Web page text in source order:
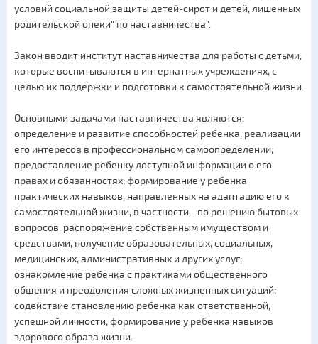
условий социальной защиты детей-сирот и детей, лишенных
родительской опеки" по наставничества".
Закон вводит институт наставничества для работы с детьми,
которые воспитываются в интернатных учреждениях, с
целью их поддержки и подготовки к самостоятельной жизни.
Основными задачами наставничества являются:
определение и развитие способностей ребенка, реализации
его интересов в профессиональном самоопределении;
предоставление ребенку доступной информации о его
правах и обязанностях; формирование у ребенка
практических навыков, направленных на адаптацию его к
самостоятельной жизни, в частности - по решению бытовых
вопросов, распоряжение собственным имуществом и
средствами, получение образовательных, социальных,
медицинских, административных и других услуг;
ознакомление ребенка с практиками общественного
общения и преодоления сложных жизненных ситуаций;
содействие становлению ребенка как ответственной,
успешной личности; формирование у ребенка навыков
здорового образа жизни.